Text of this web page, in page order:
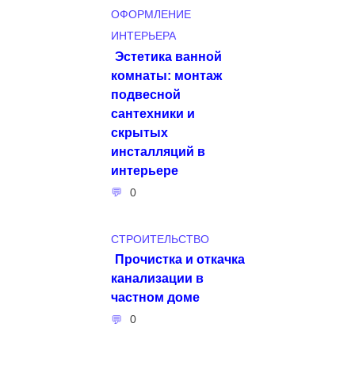
ОФОРМЛЕНИЕ
ИНТЕРЬЕРА
Эстетика ванной
комнаты: монтаж
подвесной
сантехники и
скрытых
инсталляций в
интерьере
0
СТРОИТЕЛЬСТВО
Прочистка и откачка
канализации в
частном доме
0